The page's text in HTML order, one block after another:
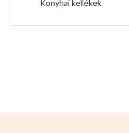
Konyhai kellékek